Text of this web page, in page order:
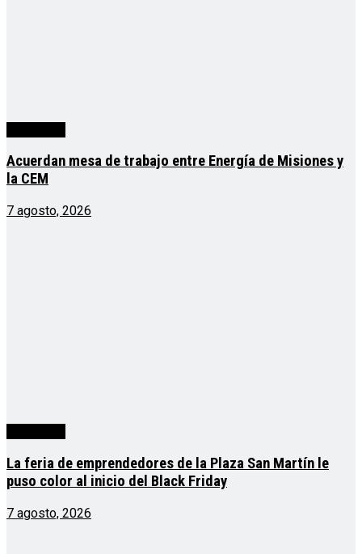
Acuerdan mesa de trabajo entre Energía de Misiones y
la CEM
7 agosto, 2026
La feria de emprendedores de la Plaza San Martín le
puso color al inicio del Black Friday
7 agosto, 2026